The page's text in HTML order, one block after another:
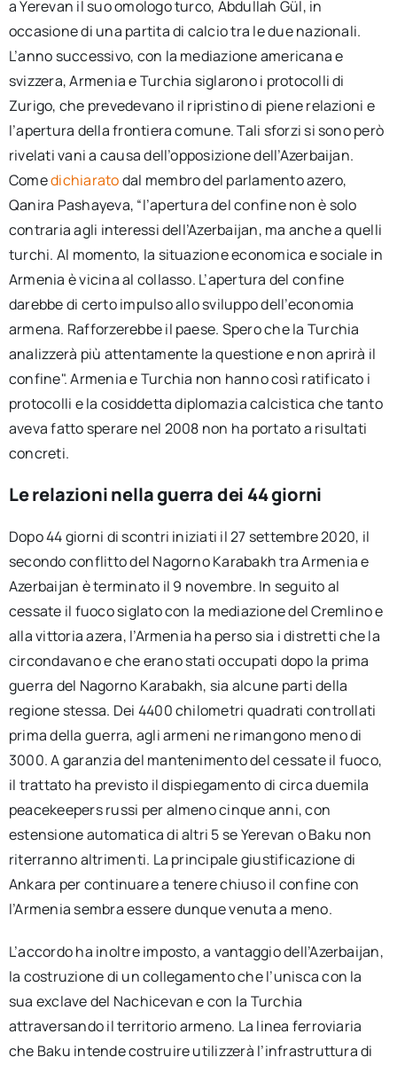
a Yerevan il suo omologo turco, Abdullah Gül, in
occasione di una partita di calcio tra le due nazionali.
L’anno successivo, con la mediazione americana e
svizzera, Armenia e Turchia siglarono i protocolli di
Zurigo, che prevedevano il ripristino di piene relazioni e
l’apertura della frontiera comune. Tali sforzi si sono però
rivelati vani a causa dell’opposizione dell’Azerbaijan.
Comedichiaratodal membro del parlamento azero,
Qanira Pashayeva, “l’apertura del confine non è solo
contraria agli interessi dell’Azerbaijan, ma anche a quelli
turchi. Al momento, la situazione economica e sociale in
Armenia è vicina al collasso. L’apertura del confine
darebbe di certo impulso allo sviluppo dell’economia
armena. Rafforzerebbe il paese. Spero che la Turchia
analizzerà più attentamente la questione e non aprirà il
confine". Armenia e Turchia non hanno così ratificato i
protocolli e la cosiddetta diplomazia calcistica che tanto
aveva fatto sperare nel 2008 non ha portato a risultati
concreti.
Le relazioni nella guerra dei 44 giorni
Dopo 44 giorni di scontri iniziati il 27 settembre 2020, il
secondo conflitto del Nagorno Karabakh tra Armenia e
Azerbaijan è terminato il 9 novembre. In seguito al
cessate il fuoco siglato con la mediazione del Cremlino e
alla vittoria azera, l’Armenia ha perso sia i distretti che la
circondavano e che erano stati occupati dopo la prima
guerra del Nagorno Karabakh, sia alcune parti della
regione stessa. Dei 4400 chilometri quadrati controllati
prima della guerra, agli armeni ne rimangono meno di
3000. A garanzia del mantenimento del cessate il fuoco,
il trattato ha previsto il dispiegamento di circa duemila
peacekeepers russi per almeno cinque anni, con
estensione automatica di altri 5 se Yerevan o Baku non
riterranno altrimenti. La principale giustificazione di
Ankara per continuare a tenere chiuso il confine con
l’Armenia sembra essere dunque venuta a meno.
L’accordo ha inoltre imposto, a vantaggio dell’Azerbaijan,
la costruzione di un collegamento che l’unisca con la
sua exclave del Nachicevan e con la Turchia
attraversando il territorio armeno. La linea ferroviaria
che Baku intende costruire utilizzerà l’infrastruttura di